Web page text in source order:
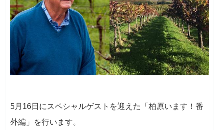
5月16日にスペシャルゲストを迎えた「柏原います！番
外編」を行います。